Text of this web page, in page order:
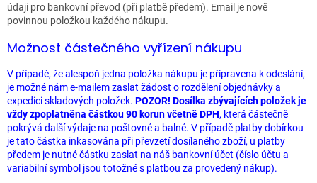
údaji pro bankovní převod (při platbě předem). Email je nově
povinnou položkou každého nákupu.
Možnost částečného vyřízení nákupu
V případě, že alespoň jedna položka nákupu je připravena k odeslání,
je možné nám e-mailem zaslat žádost o rozdělení objednávky a
expedici skladových položek. POZOR! Dosílka zbývajících položek je
vždy zpoplatněna částkou 90 korun včetně DPH, která částečně
pokrývá další výdaje na poštovné a balné. V případě platby dobírkou
je tato částka inkasována při převzetí dosílaného zboží, u platby
předem je nutné částku zaslat na náš bankovní účet (číslo účtu a
variabilní symbol jsou totožné s platbou za provedený nákup).